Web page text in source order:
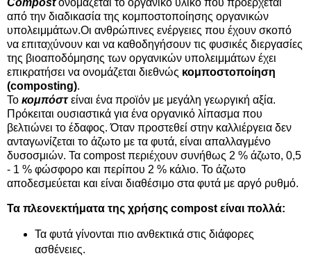
Compostονομάζεται το οργανικό υλικό που προέρχεται
από την διαδικασία της κομποστοποίησης οργανικών
υπολειμμάτων.Οι ανθρώπινες ενέργειες που έχουν σκοπό
να επιταχύνουν και να καθοδηγήσουν τις φυσικές διεργασίες
της βιοαποδόμησης των οργανικών υπολειμμάτων έχει
επικρατήσει να ονομάζεται διεθνώς κομποστοποίηση
(composting).
Το κομπόστείναι ένα προϊόν με μεγάλη γεωργική αξία.
Πρόκειται ουσιαστικά για ένα οργανικό λίπασμα που
βελτιώνει το έδαφος. Όταν προστεθεί στην καλλιέργεια δεν
ανταγωνίζεται το άζωτο με τα φυτά, είναι απαλλαγμένο
δυσοσμιών. Τα compost περιέχουν συνήθως 2 % άζωτο, 0,5
- 1 % φώσφορο και περίπου 2 % κάλιο. Το άζωτο
αποδεσμεύεται και είναι διαθέσιμο στα φυτά με αργό ρυθμό.
Τα πλεονεκτήματα της χρήσης compost είναι πολλά:
Τα φυτά γίνονται πιο ανθεκτικά στις διάφορες
ασθένειες.